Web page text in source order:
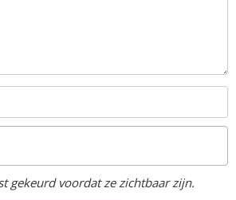
gekeurd voordat ze zichtbaar zijn.